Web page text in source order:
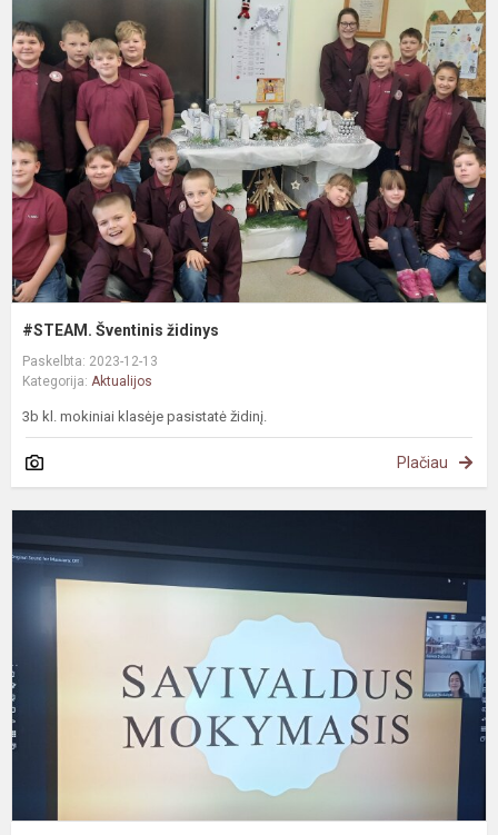
#STEAM. Šventinis židinys
Paskelbta: 2023-12-13
Kategorija: Aktualijos
3b kl. mokiniai klasėje pasistatė židinį.
Plačiau